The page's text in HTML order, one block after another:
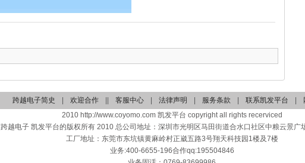
跨越电子简史 欢迎合作 客服中心 法律声明 服务条款 联系凯发平台
2010 http://www.coyomo.com 凯发平台 copyright all rights recerviced
跨越电子 凯发平台的版权所有 2010 总公司地址：深圳市光明区马田街道合水口社区中粮云景广
工厂地址：东莞市东坑镇黄麻岭村正崴五路3号翔天科技园1楼及7楼
业务:400-6655-196合作qq:195504846